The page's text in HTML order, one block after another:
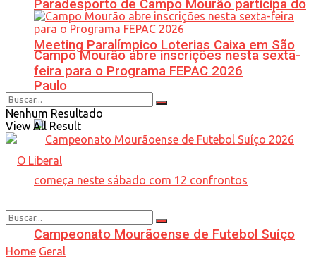
Paradesporto de Campo Mourão participa do
Meeting Paralímpico Loterias Caixa em São
Paulo
Campeonato Mourãoense de Futebol Suíço
Campo Mourão abre inscrições nesta sexta-
feira para o Programa FEPAC 2026
Nenhum Resultado
View All Result
Home Geral